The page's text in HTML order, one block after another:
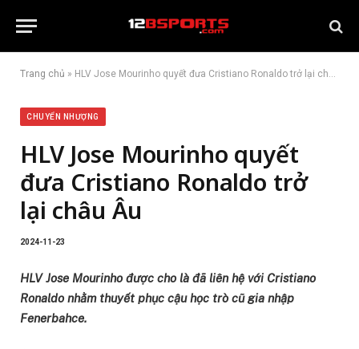
Trang chủ » HLV Jose Mourinho quyết đưa Cristiano Ronaldo trở lại châu Âu
CHUYỂN NHƯỢNG
HLV Jose Mourinho quyết
đưa Cristiano Ronaldo trở
lại châu Âu
2024-11-23
HLV Jose Mourinho được cho là đã liên hệ với Cristiano
Ronaldo nhằm thuyết phục cậu học trò cũ gia nhập
Fenerbahce.